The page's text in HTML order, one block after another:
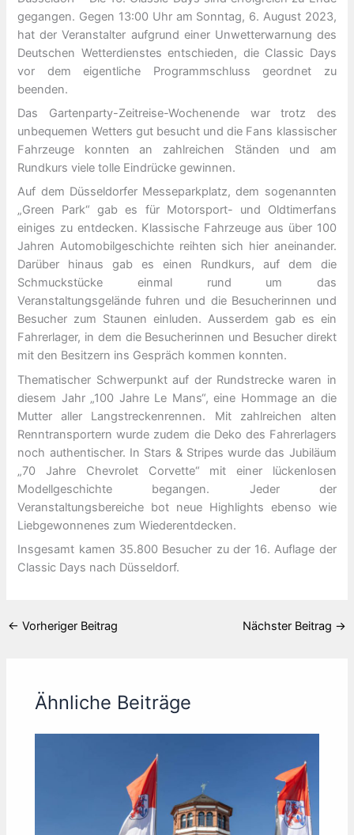
gegangen. Gegen 13:00 Uhr am Sonntag, 6. August 2023,
hat der Veranstalter aufgrund einer Unwetterwarnung des
Deutschen Wetterdienstes entschieden, die Classic Days
vor dem eigentliche Programmschluss geordnet zu
beenden.
Das Gartenparty-Zeitreise-Wochenende war trotz des
unbequemen Wetters gut besucht und die Fans klassischer
Fahrzeuge konnten an zahlreichen Ständen und am
Rundkurs viele tolle Eindrücke gewinnen.
Auf dem Düsseldorfer Messeparkplatz, dem sogenannten
„Green Park“ gab es für Motorsport- und Oldtimerfans
einiges zu entdecken. Klassische Fahrzeuge aus über 100
Jahren Automobilgeschichte reihten sich hier aneinander.
Darüber hinaus gab es einen Rundkurs, auf dem die
Schmuckstücke einmal rund um das
Veranstaltungsgelände fuhren und die Besucherinnen und
Besucher zum Staunen einluden. Ausserdem gab es ein
Fahrerlager, in dem die Besucherinnen und Besucher direkt
mit den Besitzern ins Gespräch kommen konnten.
Thematischer Schwerpunkt auf der Rundstrecke waren in
diesem Jahr „100 Jahre Le Mans“, eine Hommage an die
Mutter aller Langstreckenrennen. Mit zahlreichen alten
Renntransportern wurde zudem die Deko des Fahrerlagers
noch authentischer. In Stars & Stripes wurde das Jubiläum
„70 Jahre Chevrolet Corvette“ mit einer lückenlosen
Modellgeschichte begangen. Jeder der
Veranstaltungsbereiche bot neue Highlights ebenso wie
Liebgewonnenes zum Wiederentdecken.
Insgesamt kamen 35.800 Besucher zu der 16. Auflage der
Classic Days nach Düsseldorf.
← Vorheriger Beitrag Nächster Beitrag →
Ähnliche Beiträge